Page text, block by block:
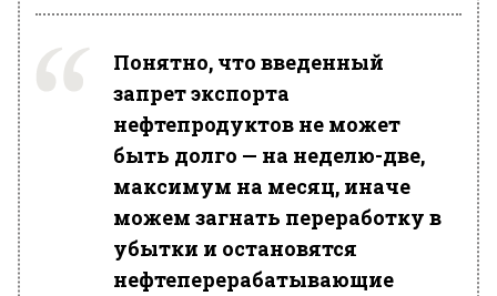
Понятно, что введенный
запрет экспорта
нефтепродуктов не может
быть долго — на неделю-две,
максимум на месяц, иначе
можем загнать переработку в
убытки и остановятся
нефтеперерабатывающие